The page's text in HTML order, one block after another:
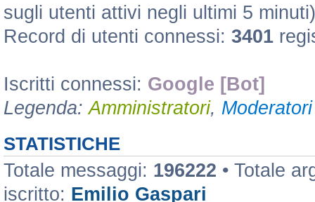
sugli utenti attivi negli ultimi 5 minuti)
Record di utenti connessi: 3401
Iscritti connessi: Google [Bot]
Legenda:Amministratori,
STATISTICHE
Totale messaggi: 196222 • Totale
iscritto: Emilio Gaspari